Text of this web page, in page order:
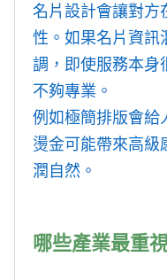
名片設計會讓對方
性。如果名片資訊
調，即使服務本身
不夠專業。
例如極簡排版會給
燙金可能帶來高級
潤自然。
哪些產業最重